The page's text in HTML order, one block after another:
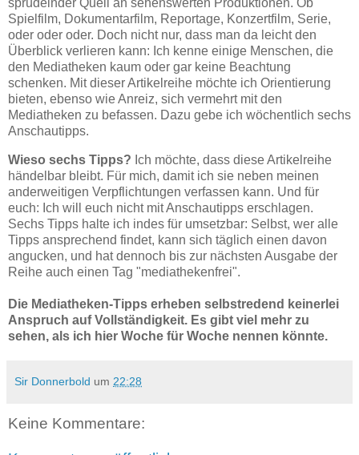
sprudelnder Quell an sehenswerten Produktionen. Ob
Spielfilm, Dokumentarfilm, Reportage, Konzertfilm, Serie,
oder oder oder. Doch nicht nur, dass man da leicht den
Überblick verlieren kann: Ich kenne einige Menschen, die
den Mediatheken kaum oder gar keine Beachtung
schenken. Mit dieser Artikelreihe möchte ich Orientierung
bieten, ebenso wie Anreiz, sich vermehrt mit den
Mediatheken zu befassen. Dazu gebe ich wöchentlich sechs
Anschautipps.
Wieso sechs Tipps? Ich möchte, dass diese Artikelreihe
händelbar bleibt. Für mich, damit ich sie neben meinen
anderweitigen Verpflichtungen verfassen kann. Und für
euch: Ich will euch nicht mit Anschautipps erschlagen.
Sechs Tipps halte ich indes für umsetzbar: Selbst, wer alle
Tipps ansprechend findet, kann sich täglich einen davon
angucken, und hat dennoch bis zur nächsten Ausgabe der
Reihe auch einen Tag "mediathekenfrei".
Die Mediatheken-Tipps erheben selbstredend keinerlei
Anspruch auf Vollständigkeit. Es gibt viel mehr zu
sehen, als ich hier Woche für Woche nennen könnte.
Sir Donnerbold um 22:28
Keine Kommentare: